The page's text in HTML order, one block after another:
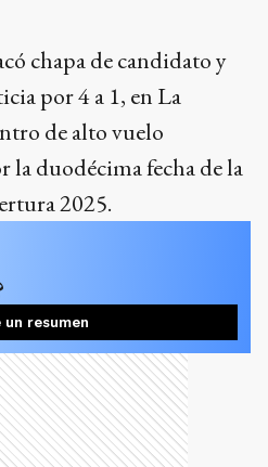
chapa de candidato y
por 4 a 1, en La
de alto vuelo
la duodécima fecha de la
2025.
un resumen